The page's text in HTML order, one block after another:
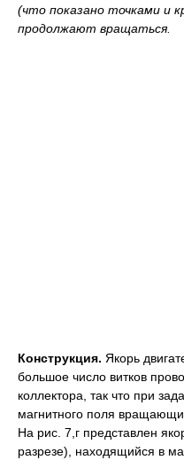
(что показано точками и
продолжают вращаться.
Конструкция. Якорь
большое число витков
коллектора, так что при
магнитного поля
На рис. 7,г представлен
разрезе), находящийся в